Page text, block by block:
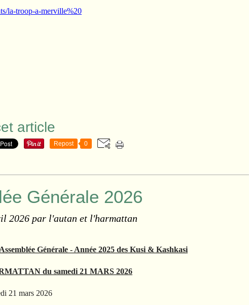
la-troop-a-merville%20
article
Repost 0
Générale 2026
2026 par l'autan et l'harmattan
Générale - Année 2025 des Kusi & Kashkasi
du samedi 21 MARS 2026
mars 2026